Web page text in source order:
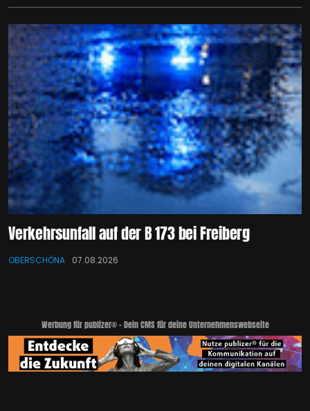
Verkehrsunfall auf der B 173 bei Freiberg
OBERSCHÖNA 07.08.2026
Werbung für publizer® - Dein CMS für deine Unternehmenswebseite